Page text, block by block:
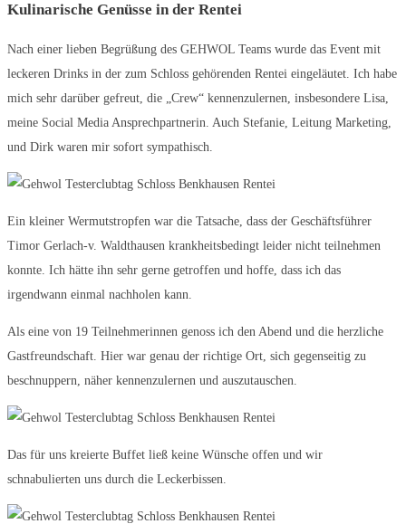
Kulinarische Genüsse in der Rentei
Nach einer lieben Begrüßung des GEHWOL Teams wurde das Event mit
leckeren Drinks in der zum Schloss gehörenden Rentei eingeläutet. Ich habe
mich sehr darüber gefreut, die „Crew“ kennenzulernen, insbesondere Lisa,
meine Social Media Ansprechpartnerin. Auch Stefanie, Leitung Marketing,
und Dirk waren mir sofort sympathisch.
Ein kleiner Wermutstropfen war die Tatsache, dass der Geschäftsführer
Timor Gerlach-v. Waldthausen krankheitsbedingt leider nicht teilnehmen
konnte. Ich hätte ihn sehr gerne getroffen und hoffe, dass ich das
irgendwann einmal nachholen kann.
Als eine von 19 Teilnehmerinnen genoss ich den Abend und die herzliche
Gastfreundschaft. Hier war genau der richtige Ort, sich gegenseitig zu
beschnuppern, näher kennenzulernen und auszutauschen.
Das für uns kreierte Buffet ließ keine Wünsche offen und wir
schnabulierten uns durch die Leckerbissen.